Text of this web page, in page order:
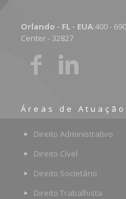
Orlando - FL - EUA:400 -
Center - 32827
Áreas de Atuação
Direito Administrativo
Direito Cível
Direito Societário
Direito Trabalhista